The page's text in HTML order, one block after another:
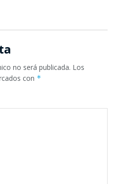
no será publicada. Los
con *